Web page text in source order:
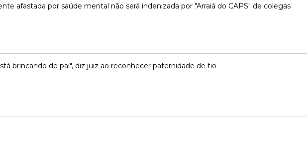
afastada por saúde mental não será indenizada por "Arraiá do CAPS" de colegas
brincando de pai", diz juiz ao reconhecer paternidade de tio